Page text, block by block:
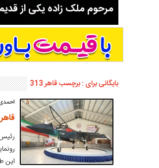
مرحوم ملک زاده یکی از
سوادآموزی و عضو موسس مدرسه اورنگ سیاهکل نیز
بایگانی برای : برچسب قاهر 313
قاهر ۳۱۳ در ردیف جنگنده‌های پیشرفته جهان است+گزارش تصویری
این